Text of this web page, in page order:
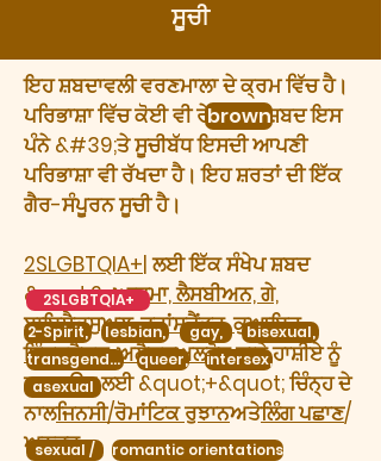
ਸੂਚੀ
ਇਹ ਸ਼ਬਦਾਵਲੀ ਵਰਣਮਾਲਾ ਦੇ ਕ੍ਰਮ ਵਿੱਚ ਹੈ।
ਪਰਿਭਾਸ਼ਾ ਵਿੱਚ ਕੋਈ ਵੀ ਰੇਖਾਂਕਿਤ ਸ਼ਬਦ ਇਸ
ਪੰਨੇ &#39;ਤੇ ਸੂਚੀਬੱਧ ਇਸਦੀ ਆਪਣੀ
ਪਰਿਭਾਸ਼ਾ ਵੀ ਰੱਖਦਾ ਹੈ। ਇਹ ਸ਼ਰਤਾਂ ਦੀ ਇੱਕ
ਗੈਰ-ਸੰਪੂਰਨ ਸੂਚੀ ਹੈ।
2SLGBTQIA+| ਲਈ ਇੱਕ ਸੰਖੇਪ ਸ਼ਬਦ
&quot;2-ਆਤਮਾ, ਲੈਸਬੀਅਨ, ਗੇ,
ਬਾਇਸੈਕਸੁਅਲ, ਟਰਾਂਸਜੈਂਡਰ, ਕੁਆਇਰ,
ਇੰਟਰਸੈਕਸ, ਅਲੈਕਸੁਅਲਹੋਰ ਸਾਰੇ ਹਾਸ਼ੀਏ ਨੂੰ
ਦਰਸਾਉਣ ਲਈ &quot;+&quot; ਚਿੰਨ੍ਹ ਦੇ
ਨਾਲਜਿਨਸੀ/ਰੋਮਾਂਟਿਕ ਰੁਝਾਨਅਤੇਲਿੰਗ ਪਛਾਣ/
ਅਨੁਭਵ.
brown
2SLGBTQIA+
2-Spirit,
sexual / romantic orientations
lesbian, gay,
bisexual,
transgender,
queer,
intersex,
asexual